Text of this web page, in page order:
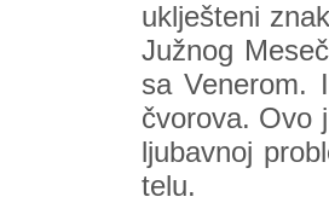
uklješteni
Južnog
sa Venerom.
čvorova. Ovo
ljubavnoj
telu.